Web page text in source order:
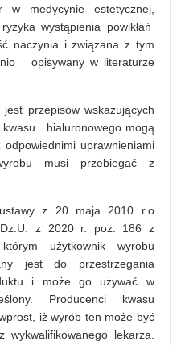
w medycynie estetycznej,
wystąpienia powikłań
naczynia i związana z tym
opisywany w literaturze
wskazujących
kwasu hialuronowego mogą
uprawnieniami
musi przebiegać z
z 20 maja 2010 r.o
z 2020 r. poz. 186 z
użytkownik wyrobu
jest do przestrzegania
i może go używać w
Producenci kwasu
iż wyrób ten może być
wykwalifikowanego lekarza.